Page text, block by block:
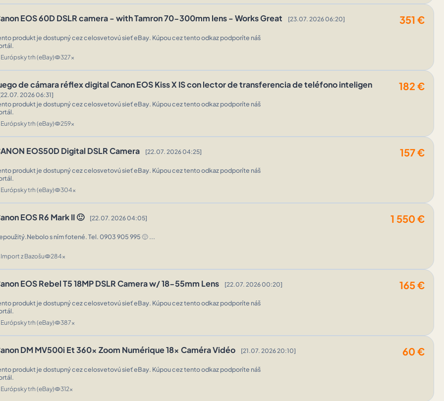
EOS 60D DSLR camera - with Tamron 70-300mm lens - Works Great [23.07. 2026 06:20] 351 €
produkt je dostupný cez celosvetovú sieť eBay. Kúpou cez tento odkaz podporíte náš
Európsky trh (eBay)visibility327x
de cámara réflex digital Canon EOS Kiss X IS con lector de transferencia de teléfono inteligen
2026 06:31]
182 €
produkt je dostupný cez celosvetovú sieť eBay. Kúpou cez tento odkaz podporíte náš
Európsky trh (eBay)visibility259x
EOS50D Digital DSLR Camera [22.07. 2026 04:25] 157€
produkt je dostupný cez celosvetovú sieť eBay. Kúpou cez tento odkaz podporíte náš
Európsky trh (eBay)visibility304x
EOS R6 Mark II 🙂 [22.07. 2026 04:05] 1 550 €
s ním fotené. Tel. 0903 905 995 🙂 ...
Import z Bazošuvisibility284x
EOS Rebel T5 18MP DSLR Camera w/ 18-55mm Lens [22.07. 2026 00:20] 165€
produkt je dostupný cez celosvetovú sieť eBay. Kúpou cez tento odkaz podporíte náš
Európsky trh (eBay)visibility387x
DM MV500i Et 360x Zoom Numérique 18x Caméra Vidéo [21.07. 2026 20:10] 60 €
produkt je dostupný cez celosvetovú sieť eBay. Kúpou cez tento odkaz podporíte náš
Európsky trh (eBay)visibility312x